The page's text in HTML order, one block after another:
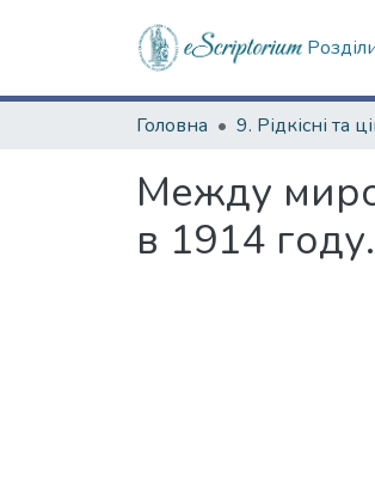
Головна
Между
в 1914